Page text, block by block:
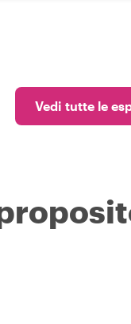
Vedi tutte le